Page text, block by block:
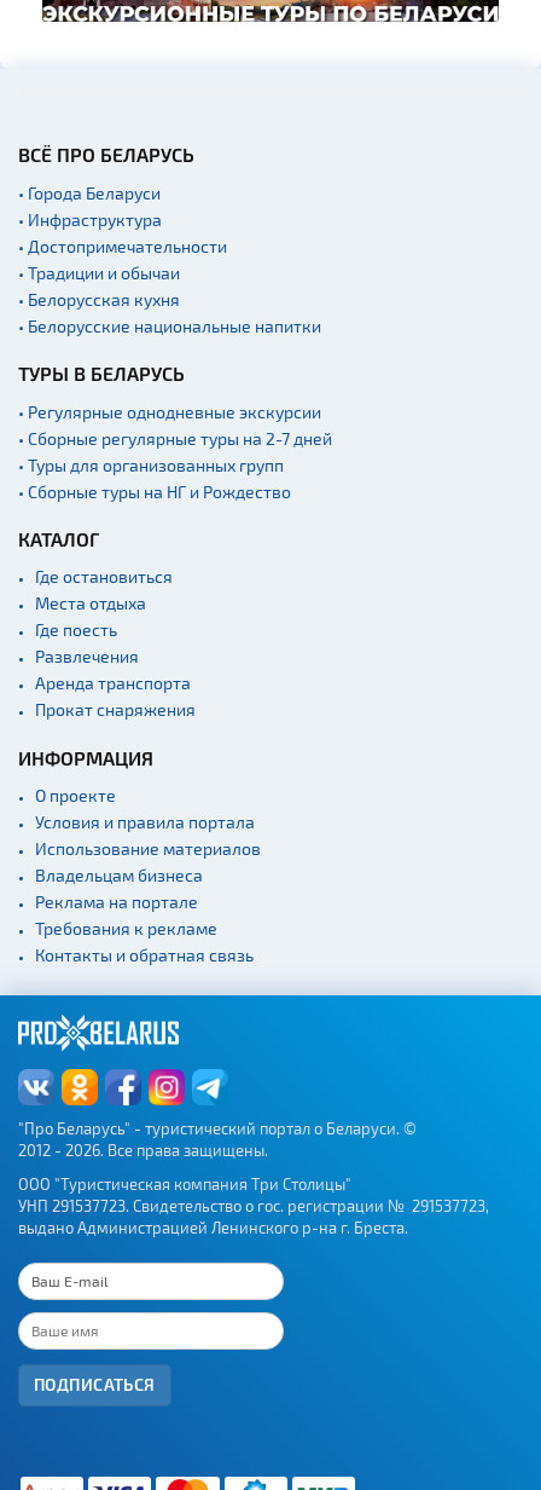
ВСЁ ПРО БЕЛАРУСЬ
• Города Беларуси
• Инфраструктура
• Достопримечательности
• Традиции и обычаи
• Белорусская кухня
• Белорусские национальные напитки
ТУРЫ В БЕЛАРУСЬ
• Регулярные однодневные экскурсии
• Сборные регулярные туры на 2-7 дней
• Туры для организованных групп
• Сборные туры на НГ и Рождество
КАТАЛОГ
Где остановиться
Места отдыха
Где поесть
Развлечения
Аренда транспорта
Прокат снаряжения
ИНФОРМАЦИЯ
О проекте
Условия и правила портала
Использование материалов
Владельцам бизнеса
Реклама на портале
Требования к рекламе
Контакты и обратная связь
"Про Беларусь" - туристический портал о Беларуси. ©
2012 - 2026. Все права защищены.
ООО "Туристическая компания Три Столицы"
УНП 291537723. Свидетельство о гос. регистрации № 291537723,
выдано Администрацией Ленинского р-на г. Бреста.
ПОДПИСАТЬСЯ